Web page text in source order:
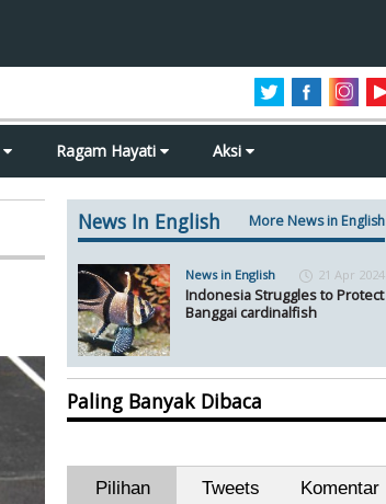
Ragam Hayati Aksi
News In English More News in English
News in English 21 Apr 2024
Indonesia Struggles to Protect
Banggai cardinalfish
Paling Banyak Dibaca
Pilihan Tweets Komentar